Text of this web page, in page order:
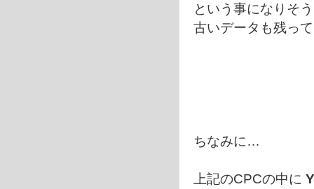
という事になりそ
古いデータも残っ
ちなみに…
上記のCPCの中に